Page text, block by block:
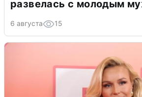
развелась с молодым
6 августа 15